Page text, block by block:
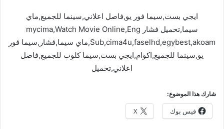
ايجي بست,سيما فور يو,فاصل اعلاني,سينما للجميع,ماي
سيما,تحميل فشار mycima,Watch Movie Online,Eng
Sub,cima4u,faselhd,egybest,akoam,ماي سيما,فشار,سيما فور
يو,سينما للجميع,اكوام,ايجي بست,سيما كلوب للجميع,فاصل
اعلاني,تحميل
شارك هذا الموضوع:
فيس بوك X